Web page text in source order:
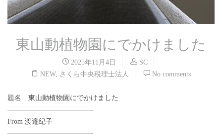
東山動植物園にでかけました
2025年11月4日
SC
NEW, さくら中央税理士法人 No comments
題名 東山動植物園にでかけました
————————————-
From 渡邉紀子
————————————-